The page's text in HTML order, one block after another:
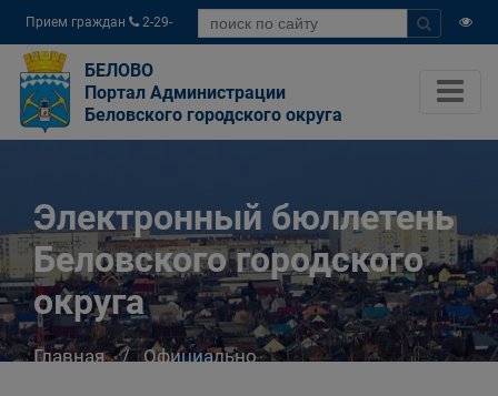
Прием граждан
2-29-
04
БЕЛОВО
Портал Администрации
Беловского городского округа
Электронный бюллетень
Беловского городского
округа
Главная
Официально